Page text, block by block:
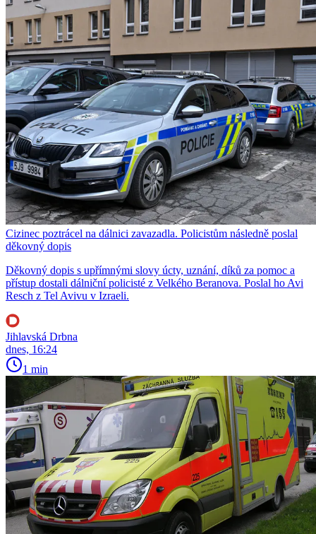
Cizinec poztrácel na dálnici zavazadla. Policistům následně poslal
děkovný dopis
Děkovný dopis s upřímnými slovy úcty, uznání, díků za pomoc a
přístup dostali dálniční policisté z Velkého Beranova. Poslal ho Avi
Resch z Tel Avivu v Izraeli.
Jihlavská Drbna
dnes, 16:24
1 min